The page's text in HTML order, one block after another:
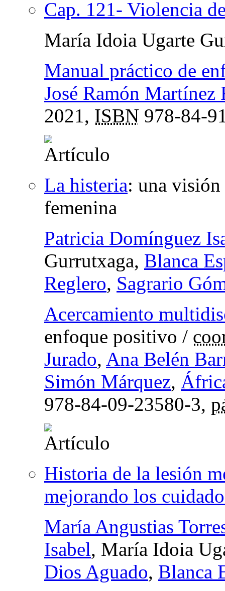
Cap. 121- Violencia
María Idoia Ugarte
Manual práctico de
José Ramón Martínez
2021, ISBN 978-84-
La histeria: una visión
femenina
Patricia Domínguez
Gurrutxaga, Blanca
Reglero, Sagrario
Acercamiento
enfoque positivo /
Jurado, Ana Belén
Simón Márquez,
978-84-09-23580-3,
Historia de la lesión
mejorando los
María Angustias
Isabel, María Idoia
Dios Aguado, Blanca